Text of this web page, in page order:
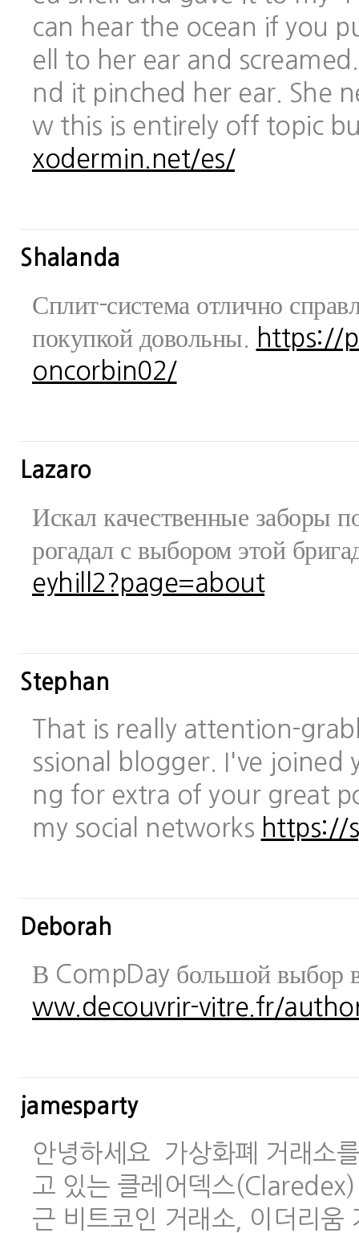
can hear the ocean if you
ell to her ear and
nd it pinched her ear. She
w this is entirely off topic
xodermin.net/es/
Shalanda
Сплит-система отлично
покупкой довольны.
https://
oncorbin02/
Lazaro
Искал качественные заборы
рогадал с выбором этой
eyhill2?page=about
Stephan
That is really attention-
ssional blogger. I've joined
ng for extra of your great
my social networks https://
Deborah
В CompDay большой выбор
ww.decouvrir-vitre.fr/
jamesparty
안녕하세요 가상화폐 거래소
고 있는 클레어덱스
근 비트코인 거래소, 이더리움